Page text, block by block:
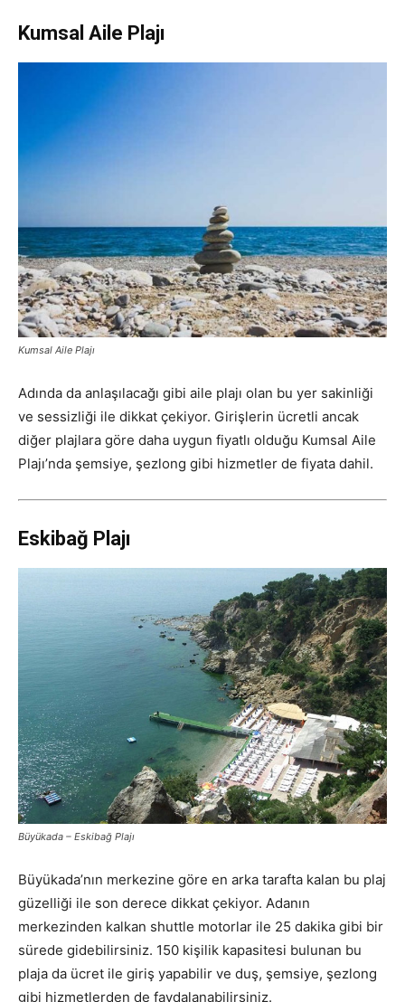
Kumsal Aile Plajı
Kumsal Aile Plajı
Adında da anlaşılacağı gibi aile plajı olan bu yer sakinliği
ve sessizliği ile dikkat çekiyor. Girişlerin ücretli ancak
diğer plajlara göre daha uygun fiyatlı olduğu Kumsal Aile
Plajı’nda şemsiye, şezlong gibi hizmetler de fiyata dahil.
Eskibağ Plajı
Büyükada – Eskibağ Plajı
Büyükada’nın merkezine göre en arka tarafta kalan bu plaj
güzelliği ile son derece dikkat çekiyor. Adanın
merkezinden kalkan shuttle motorlar ile 25 dakika gibi bir
sürede gidebilirsiniz. 150 kişilik kapasitesi bulunan bu
plaja da ücret ile giriş yapabilir ve duş, şemsiye, şezlong
gibi hizmetlerden de faydalanabilirsiniz.